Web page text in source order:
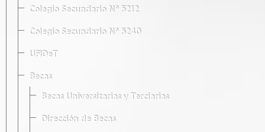
Colegio Secundario Nº 5212
Colegio Secundario Nº 5240
UFIDeT
Becas
Becas Universitarias y Terciarias
Dirección de Becas